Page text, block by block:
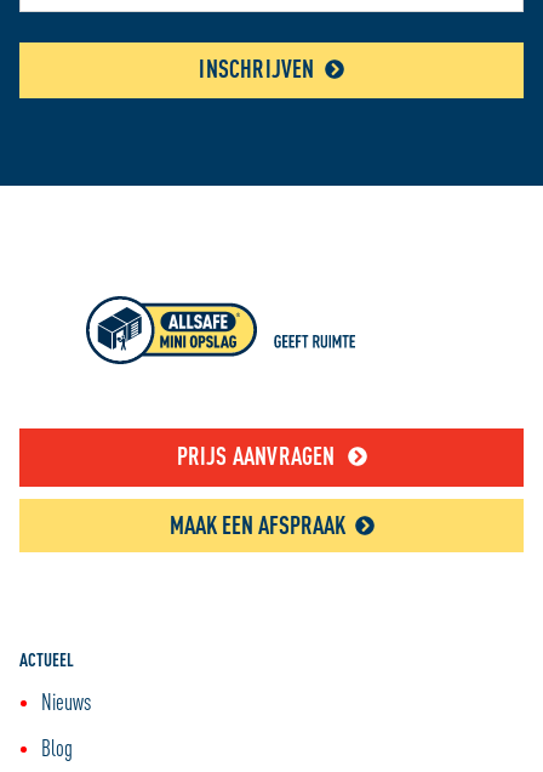
INSCHRIJVEN
PRIJS AANVRAGEN
MAAK EEN AFSPRAAK
ACTUEEL
Nieuws
Blog